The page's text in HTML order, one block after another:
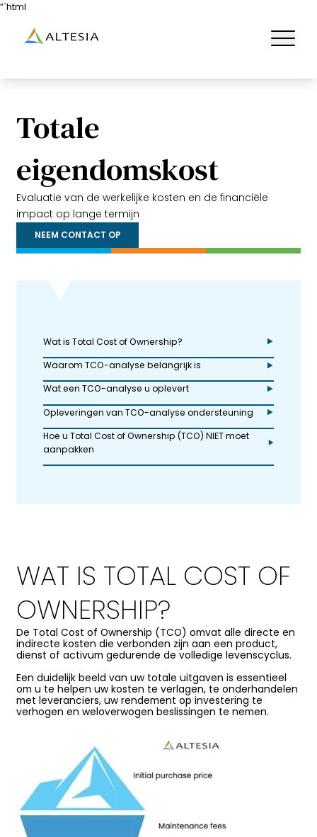
Altesia Ouvrir/
“`html
Totale
eigendomskost
Evaluatie van de werkelijke kosten en de financiële
impact op lange termijn
NEEM CONTACT OP
Wat is Total Cost of Ownership?
Waarom TCO-analyse belangrijk is
Wat een TCO-analyse u oplevert
Opleveringen van TCO-analyse ondersteuning
Hoe u Total Cost of Ownership (TCO) NIET moet
aanpakken
WAT IS TOTAL COST OF
OWNERSHIP?
De Total Cost of Ownership (TCO) omvat alle directe en
indirecte kosten die verbonden zijn aan een product,
dienst of activumgedurende de volledige levenscyclus.
Een duidelijk beeld van uw totale uitgaven is essentieel
om u te helpenuw kosten te verlagen, te onderhandelen
met leveranciers, uw rendement op investering te
verhogen en weloverwogen beslissingen te nemen.